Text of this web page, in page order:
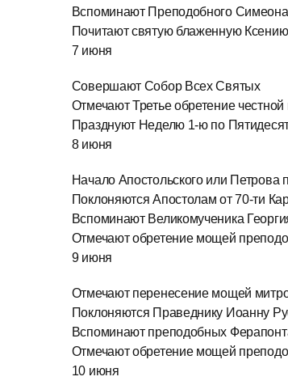
Вспоминают Преподобного Симеона
Почитают святую блаженную
7 июня
Совершают Собор Всех Святых
Отмечают Третье обретение
Празднуют Неделю 1‑ю по
8 июня
Начало Апостольского или Петрова
Поклоняются Апостолам от 70-ти
Вспоминают Великомученика
Отмечают обретение мощей
9 июня
Отмечают перенесение мощей
Поклоняются Праведнику Иоанну
Вспоминают преподобных
Отмечают обретение мощей
10 июня